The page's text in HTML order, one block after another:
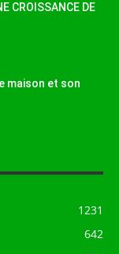
CROISSANCE DE
maison et son
1231
642